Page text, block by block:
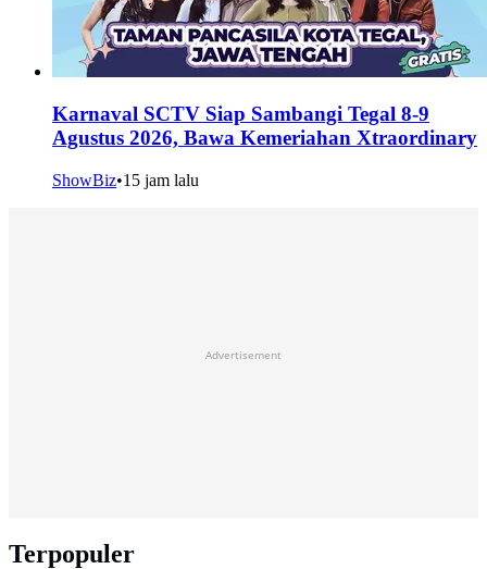
Karnaval SCTV Siap Sambangi Tegal 8-9
Agustus 2026, Bawa Kemeriahan Xtraordinary
ShowBiz•15 jam lalu
Advertisement
Terpopuler